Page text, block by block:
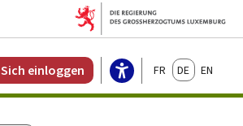
Sich einloggen FrançaisDeutschEnglish